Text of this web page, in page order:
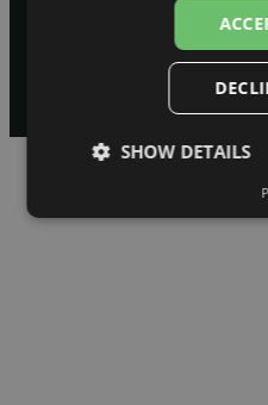
© 2026 REDZI Digital. Visas
Noteikumi un nosacījumi
SHOW DETAILS